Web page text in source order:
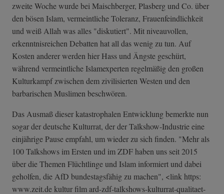
zweite Woche wurde bei Maischberger, Plasberg und Co. über
den bösen Islam, vermeintliche Toleranz, Frauenfeindlichkeit
und weiß Allah was alles "diskutiert". Mit niveauvollen,
erkenntnisreichen Debatten hat all das wenig zu tun. Auf
Kosten anderer werden hier Hass und Ängste geschürt,
während vermeintliche Islamexperten regelmäßig den großen
Kulturkampf zwischen dem zivilisierten Westen und den
barbarischen Muslimen beschwören.
Das Ausmaß dieser katastrophalen Entwicklung bemerkte nun
sogar der deutsche Kulturrat, der der Talkshow-Industrie eine
einjährige Pause empfahl, um wieder zu sich finden. "Mehr als
100 Talkshows im Ersten und im ZDF haben uns seit 2015
über die Themen Flüchtlinge und Islam informiert und dabei
geholfen, die AfD bundestagsfähig zu machen", <link https:
www.zeit.de kultur film ard-zdf-talksho­ws-kulturrat-qu­alitaet-